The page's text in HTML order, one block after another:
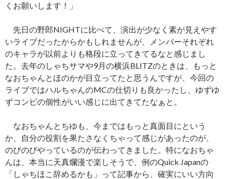
くお願いします！」
先日の野郎NIGHTに比べて、演出が少なく素が見えやす
いライブだったからかもしれませんが、メンバーそれぞれ
のキャラが以前よりも格段に立ってきてるなと感じまし
た。去年のしゃちサマや9月の横浜BLITZのときは、もっと
なおちゃんとほのかが目立ってたと思うんですが、今回の
ライブではハルちゃんのMCの仕切りも良かったし、ゆずゆ
ずコンビの個性がいい感じに出てきてたなぁと。
なおちゃんとちゆも、今まではもっと真面目にという
か、自分の役割を果たさなくちゃって感じがあったのが、
のびのびやっているのが伝わってきました。特になおちゃ
んは、本当に天真爛漫で楽しそうで、例のQuick Japanの
「しゃちほこ辞めるかも」って記事から、確実にいい方向